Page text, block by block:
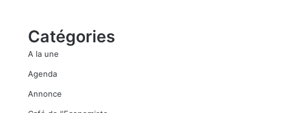
Catégories
A la une
Agenda
Annonce